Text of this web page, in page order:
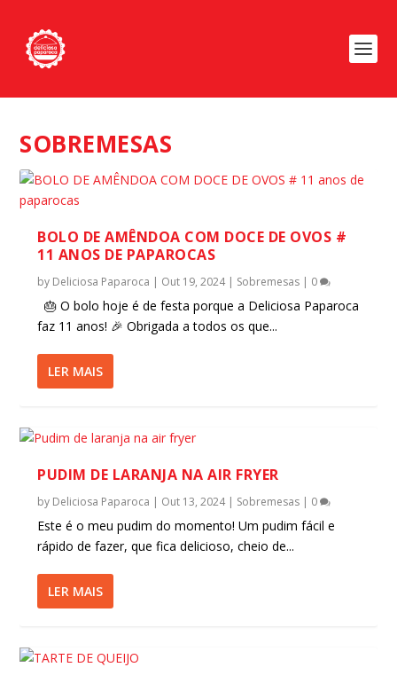
SOBREMESAS
BOLO DE AMÊNDOA COM DOCE DE OVOS #
11 ANOS DE PAPAROCAS
by Deliciosa Paparoca | Out 19, 2024| Sobremesas | 0
🎂 O bolo hoje é de festa porque a Deliciosa Paparoca
faz 11 anos! 🎉 Obrigada a todos os que...
LER MAIS
PUDIM DE LARANJA NA AIR FRYER
by Deliciosa Paparoca | Out 13, 2024| Sobremesas | 0
Este é o meu pudim do momento! Um pudim fácil e
rápido de fazer, que fica delicioso, cheio de...
LER MAIS